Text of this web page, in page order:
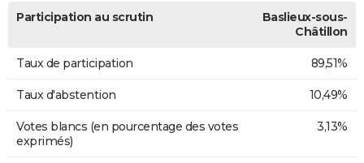
Participation au scrutin
Baslieux-sous-
Châtillon
Taux de participation 89,51%
Taux d'abstention 10,49%
Votes blancs (en pourcentage des votes
exprimés)
3,13%